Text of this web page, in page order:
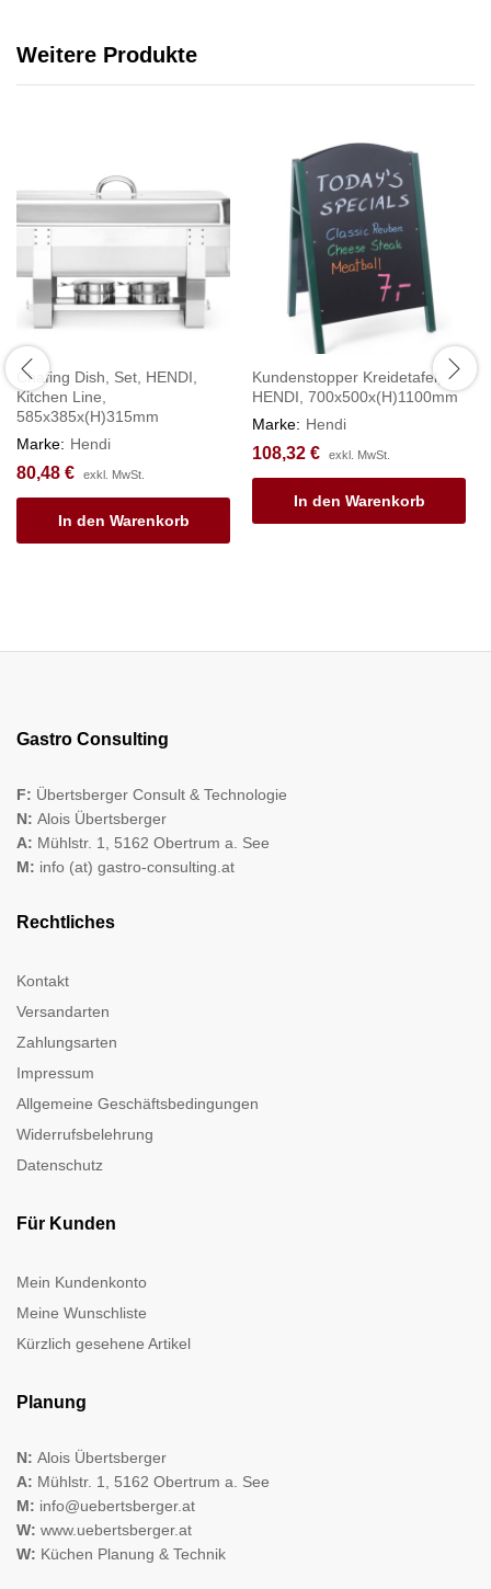
Weitere Produkte
Chafing Dish, Set, HENDI,
Kitchen Line,
585x385x(H)315mm
Marke: Hendi
80,48 € exkl. MwSt.
In den Warenkorb
Kundenstopper Kreidetafel,
HENDI, 700x500x(H)1100mm
Marke: Hendi
108,32 € exkl. MwSt.
In den Warenkorb
Gastro Consulting
F: Übertsberger Consult & Technologie
N: Alois Übertsberger
A: Mühlstr. 1, 5162 Obertrum a. See
M: info (at) gastro-consulting.at
Rechtliches
Kontakt
Versandarten
Zahlungsarten
Impressum
Allgemeine Geschäftsbedingungen
Widerrufsbelehrung
Datenschutz
Für Kunden
Mein Kundenkonto
Meine Wunschliste
Kürzlich gesehene Artikel
Planung
N: Alois Übertsberger
A: Mühlstr. 1, 5162 Obertrum a. See
M: info@uebertsberger.at
W: www.uebertsberger.at
W: Küchen Planung & Technik